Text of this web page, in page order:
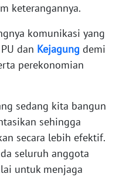
keterangannya.
komunikasi yang
dan Kejagung demi
perekonomian
sedang kita bangun
sehingga
secara lebih efektif.
seluruh anggota
untuk menjaga